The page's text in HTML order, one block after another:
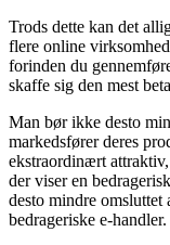
Trods dette kan det
flere online
forinden du
skaffe sig den mest
Man bør ikke desto
markedsfører deres
ekstraordinært
der viser en
desto mindre
bedrageriske e-handler.